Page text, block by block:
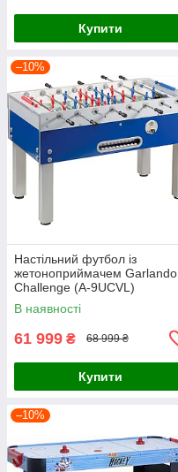
Купити
–10%
Настільний футбол із
жетоноприймачем Garlando
Challenge (A-9UCVL)
В наявності
61 999 ₴ 68 999 ₴
Купити
–10%